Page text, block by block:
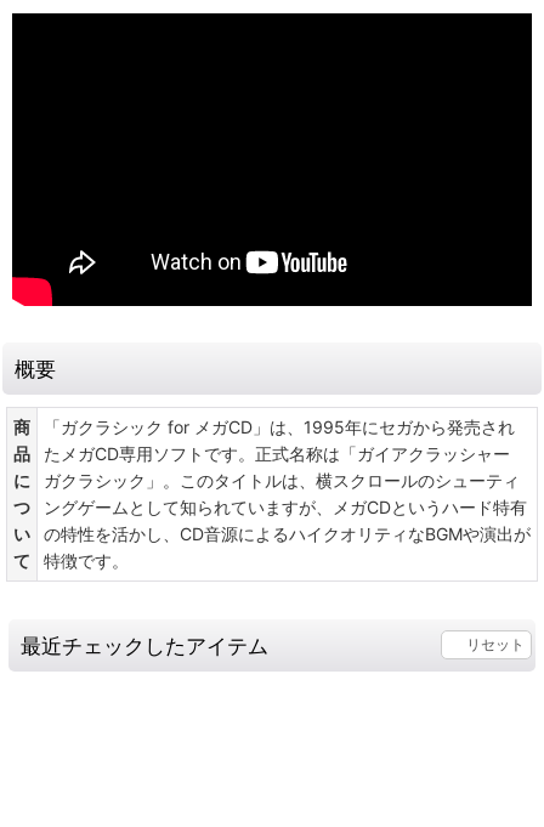
概要
商
品
に
つ
い
て
「ガクラシック for メガCD」は、1995年にセガから発売され
たメガCD専用ソフトです。正式名称は「ガイアクラッシャー
ガクラシック」。このタイトルは、横スクロールのシューティ
ングゲームとして知られていますが、メガCDというハード特有
の特性を活かし、CD音源によるハイクオリティなBGMや演出が
特徴です。
最近チェックしたアイテム リセット